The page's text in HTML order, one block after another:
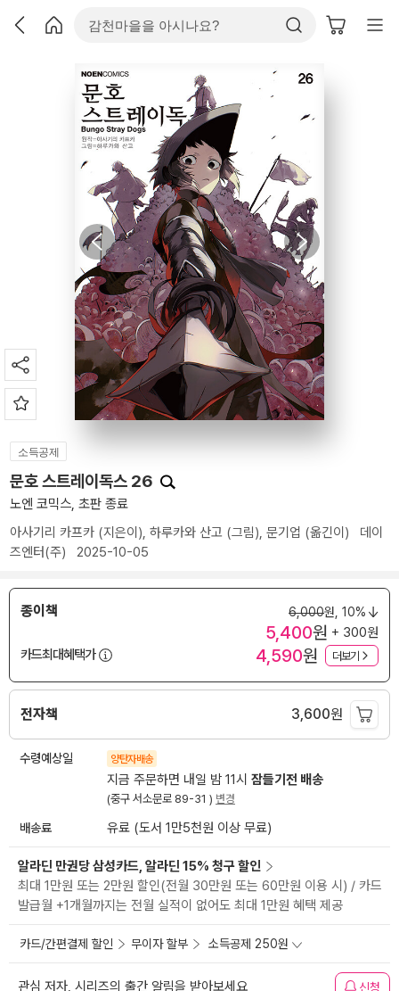
소득공제
문호 스트레이독스 26
노엔 코믹스, 초판 종료
아사기리 카프카 (지은이), 하루카와 산고 (그림), 문기업 (옮긴이) 데이
즈엔터(주) 2025-10-05
종이책 6,000원, 10%
5,400원 + 300원
카드최대혜택가
4,590원 더보기
전자책 3,600원
수령예상일 양탄자배송
지금 주문하면 내일 밤 11시 잠들기전 배송
(중구 서소문로 89-31 ) 변경
배송료 유료 (도서 1만5천원 이상 무료)
알라딘 만권당 삼성카드, 알라딘 15% 청구 할인
최대 1만원 또는 2만원 할인(전월 30만원 또는 60만원 이용 시) / 카드
발급월 +1개월까지는 전월 실적이 없어도 최대 1만원 혜택 제공
카드/간편결제 할인 무이자 할부 소득공제 250원
관심 저자, 시리즈의 출간 알림을 받아보세요 신청